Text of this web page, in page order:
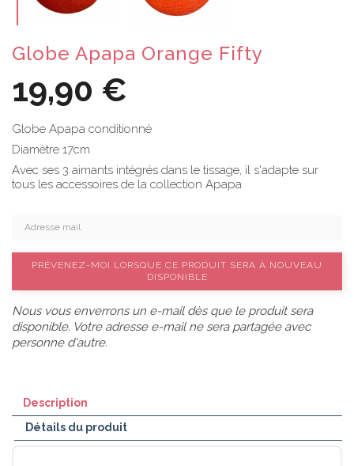
Globe Apapa Orange Fifty
19,90 €
Globe Apapa conditionné
Diamètre 17cm
Avec ses 3 aimants intégrés dans le tissage, il s'adapte sur
tous les accessoires de la collection Apapa
PRÉVENEZ-MOI LORSQUE CE PRODUIT SERA À NOUVEAU
DISPONIBLE
Nous vous enverrons un e-mail dès que le produit sera
disponible. Votre adresse e-mail ne sera partagée avec
personne d'autre.
Description
Détails du produit